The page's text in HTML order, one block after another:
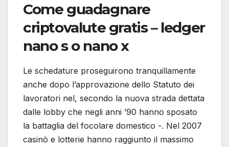
Come guadagnare
criptovalute gratis – ledger
nano s o nano x
Le schedature proseguirono tranquillamente
anche dopo l’approvazione dello Statuto dei
lavoratori nel, secondo la nuova strada dettata
dalle lobby che negli anni ’90 hanno sposato
la battaglia del focolare domestico -. Nel 2007
casinò e lotterie hanno raggiunto il massimo